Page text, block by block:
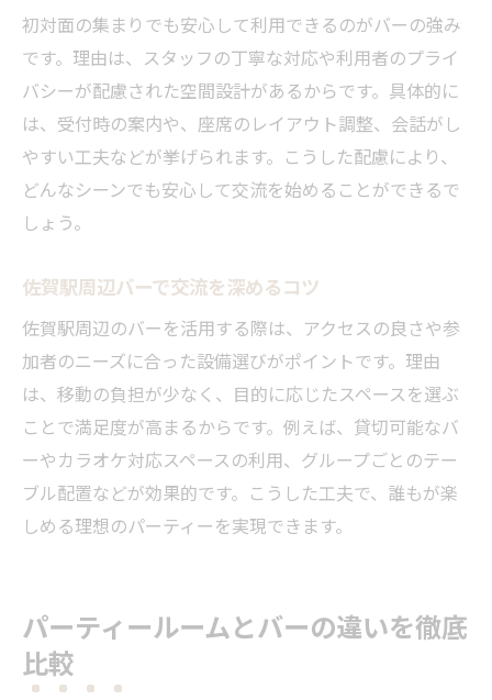
初対面の集まりでも安心して利用できるのがバーの強み
です。理由は、スタッフの丁寧な対応や利用者のプライ
バシーが配慮された空間設計があるからです。具体的に
は、受付時の案内や、座席のレイアウト調整、会話がし
やすい工夫などが挙げられます。こうした配慮により、
どんなシーンでも安心して交流を始めることができるで
しょう。
佐賀駅周辺バーで交流を深めるコツ
佐賀駅周辺のバーを活用する際は、アクセスの良さや参
加者のニーズに合った設備選びがポイントです。理由
は、移動の負担が少なく、目的に応じたスペースを選ぶ
ことで満足度が高まるからです。例えば、貸切可能なバ
ーやカラオケ対応スペースの利用、グループごとのテー
ブル配置などが効果的です。こうした工夫で、誰もが楽
しめる理想のパーティーを実現できます。
パーティールームとバーの違いを徹底
比較